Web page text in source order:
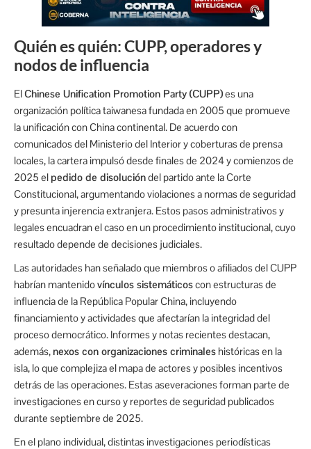
Quién es quién: CUPP, operadores y
nodos de influencia
ElChinese Unification Promotion Party (CUPP)es una
organización política taiwanesa fundada en 2005 que promueve
la unificación con China continental. De acuerdo con
comunicados del Ministerio del Interior y coberturas de prensa
locales, la cartera impulsó desde finales de 2024 y comienzos de
2025 el pedido de disolucióndel partido ante la Corte
Constitucional, argumentando violaciones a normas de seguridad
y presunta injerencia extranjera. Estos pasos administrativos y
legales encuadran el caso en un procedimiento institucional, cuyo
resultado depende de decisiones judiciales.
Las autoridades han señalado que miembros o afiliados del CUPP
habrían mantenidovínculos sistemáticoscon estructuras de
influencia de la República Popular China, incluyendo
financiamiento y actividades que afectarían la integridad del
proceso democrático. Informes y notas recientes destacan,
además, nexos con organizaciones criminales históricas en la
isla, lo que complejiza el mapa de actores y posibles incentivos
detrás de las operaciones. Estas aseveraciones forman parte de
investigaciones en curso y reportes de seguridad publicados
durante septiembre de 2025.
En el plano individual, distintas investigaciones periodísticas